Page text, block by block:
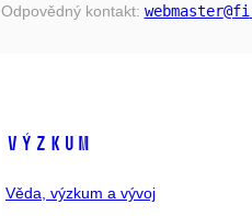
Odpovědný kontakt: webmaster@fi
VÝZKUM
Věda, výzkum a vývoj